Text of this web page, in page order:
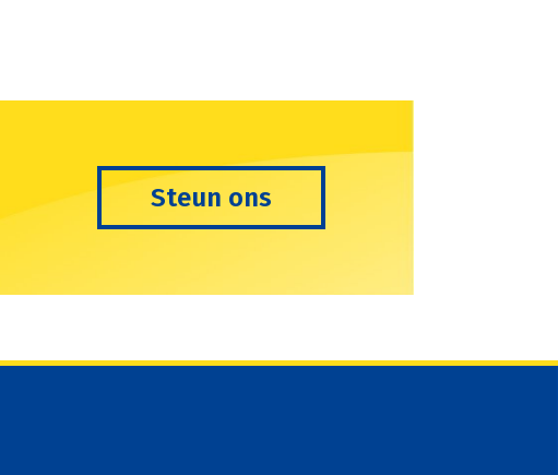
Steun ons